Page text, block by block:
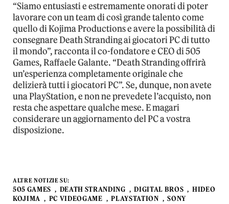
“Siamo entusiasti e estremamente onorati di poter
lavorare con un team di così grande talento come
quello di Kojima Productions e avere la possibilità di
consegnare Death Stranding ai giocatori PC di tutto
il mondo”, racconta il co-fondatore e CEO di 505
Games, Raffaele Galante. “Death Stranding offrirà
un’esperienza completamente originale che
delizierà tutti i giocatori PC”. Se, dunque, non avete
una PlayStation, e non ne prevedete l’acquisto, non
resta che aspettare qualche mese. E magari
considerare un aggiornamento del PC a vostra
disposizione.
ALTRE NOTIZIE SU:
505 GAMES DEATH STRANDING DIGITAL BROS
HIDEO
KOJIMA
PC VIDEOGAME PLAYSTATION SONY